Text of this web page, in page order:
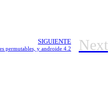
SIGUIENTE
permutables, y androide 4.2 Next